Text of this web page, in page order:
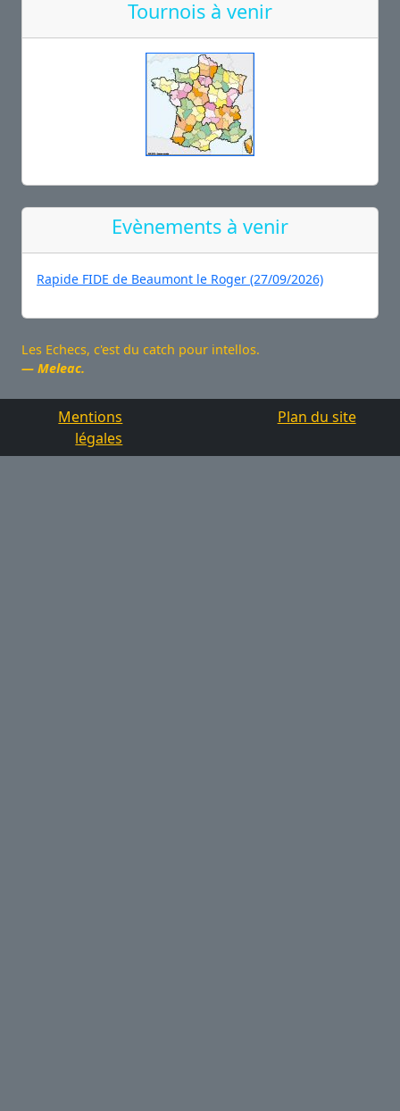
Tournois à venir
Evènements à venir
Rapide FIDE de Beaumont le Roger (27/09/2026)
Les Echecs, c'est du catch pour intellos.
Meleac.
Mentions
légales
Plan du site